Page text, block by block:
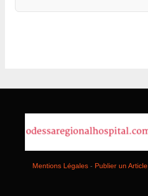
Mentions Légales - Publier un Article